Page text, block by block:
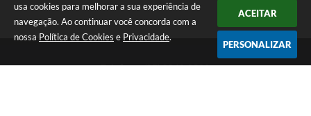
usa cookies para melhorar a sua experiência de
navegação. Ao continuar você concorda com a
nossa Política de Cookies e Privacidade.
ACEITAR
PERSONALIZAR
Telefone: (37) 3249-9500